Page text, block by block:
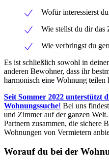
Wofür interessierst
Wie stellst du dir das
Wie verbringst du
Es ist schließlich sowohl in
anderen Bewohner, dass ihr
harmonisch eine Wohnung teilen
Seit Sommer 2022 unterstützt
Wohnungssuche! Bei uns
und Zimmer auf der ganzen
Partnern zusammen, die sichere
Wohnungen von Vermietern
Worauf du bei der